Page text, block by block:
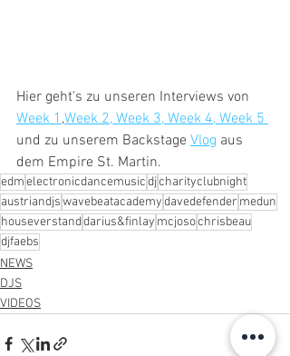
Hier geht's zu unseren Interviews von
Week 1 ,Week 2, Week 3, Week 4, Week 5
und zu unserem Backstage Vlog aus
dem Empire St. Martin.
edmelectronicdancemusicdjcharityclubnight
austriandjswavebeatacademydavedefender medun
houseverstanddarius&finlay mcjosochrisbeau
djfaebs
NEWS
DJS
VIDEOS